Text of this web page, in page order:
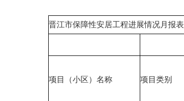
晋江市保障性安居工程进展情况月报表
项目（小区）名称 项目类别